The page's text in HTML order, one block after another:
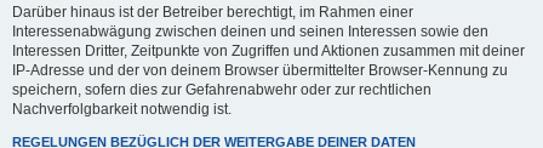
Darüber hinaus ist der Betreiber berechtigt, im Rahmen einer
Interessenabwägung zwischen deinen und seinen Interessen sowie den
Interessen Dritter, Zeitpunkte von Zugriffen und Aktionen zusammen mit deiner
IP-Adresse und der von deinem Browser übermittelter Browser-Kennung zu
speichern, sofern dies zur Gefahrenabwehr oder zur rechtlichen
Nachverfolgbarkeit notwendig ist.
REGELUNGEN BEZÜGLICH DER WEITERGABE DEINER DATEN